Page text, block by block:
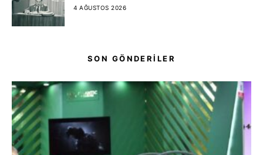
4 AĞUSTOS 2026
SON GÖNDERİLER